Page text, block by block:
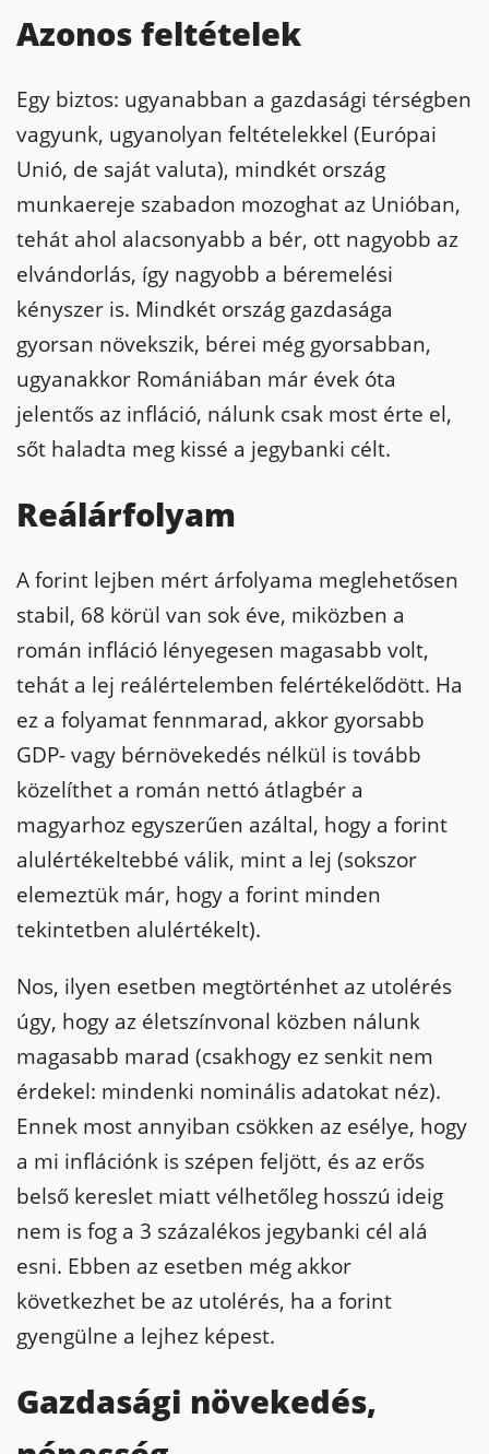
Azonos feltételek
Egy biztos: ugyanabban a gazdasági térségben
vagyunk, ugyanolyan feltételekkel (Európai
Unió, de saját valuta), mindkét ország
munkaereje szabadon mozoghat az Unióban,
tehát ahol alacsonyabb a bér, ott nagyobb az
elvándorlás, így nagyobb a béremelési
kényszer is. Mindkét ország gazdasága
gyorsan növekszik, bérei még gyorsabban,
ugyanakkor Romániában már évek óta
jelentős az infláció, nálunk csak most érte el,
sőt haladta meg kissé a jegybanki célt.
Reálárfolyam
A forint lejben mért árfolyama meglehetősen
stabil, 68 körül van sok éve, miközben a
román infláció lényegesen magasabb volt,
tehát a lej reálértelemben felértékelődött. Ha
ez a folyamat fennmarad, akkor gyorsabb
GDP- vagy bérnövekedés nélkül is tovább
közelíthet a román nettó átlagbér a
magyarhoz egyszerűen azáltal, hogy a forint
alulértékeltebbé válik, mint a lej (sokszor
elemeztük már, hogy a forint minden
tekintetben alulértékelt).
Nos, ilyen esetben megtörténhet az utolérés
úgy, hogy az életszínvonal közben nálunk
magasabb marad (csakhogy ez senkit nem
érdekel: mindenki nominális adatokat néz).
Ennek most annyiban csökken az esélye, hogy
a mi inflációnk is szépen feljött, és az erős
belső kereslet miatt vélhetőleg hosszú ideig
nem is fog a 3 százalékos jegybanki cél alá
esni. Ebben az esetben még akkor
következhet be az utolérés, ha a forint
gyengülne a lejhez képest.
Gazdasági növekedés,